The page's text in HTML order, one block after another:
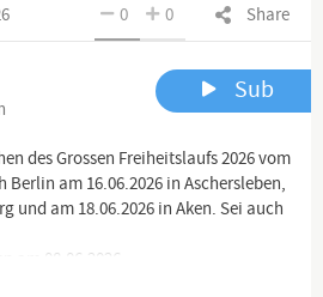
Share
0 0
Sub
des Grossen Freiheitslaufs 2026 vom
Berlin am 16.06.2026 in Aschersleben,
und am 18.06.2026 in Aken. Sei auch
am 08.06.2026
#Colette #Demo #Protest